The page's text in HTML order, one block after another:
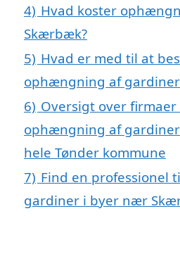
4) Hvad koster
Skærbæk?
5) Hvad er med til at
ophængning af
6) Oversigt over firmaer
ophængning af
hele Tønder kommune
7) Find en professionel
gardiner i byer nær